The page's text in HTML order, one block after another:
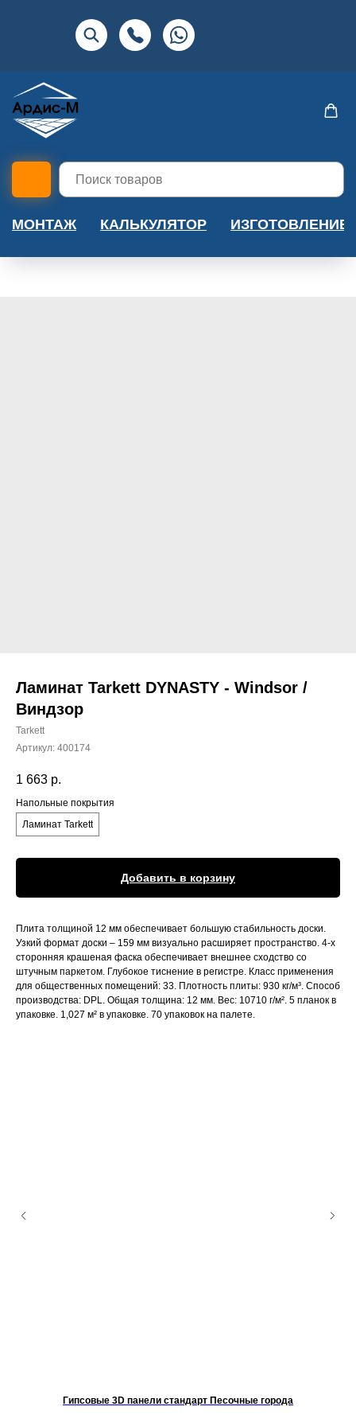
МОНТАЖ КАЛЬКУЛЯТОР ИЗГОТОВЛЕНИЕ
Ламинат Tarkett DYNASTY - Windsor /
Виндзор
Tarkett
Артикул: 400174
1 663 р.
Напольные покрытия
Ламинат Tarkett
Добавить в корзину
Плита толщиной 12 мм обеспечивает большую стабильность доски.
Узкий формат доски – 159 мм визуально расширяет пространство. 4-х
сторонняя крашеная фаска обеспечивает внешнее сходство со
штучным паркетом. Глубокое тиснение в регистре. Класс применения
для общественных помещений: 33. Плотность плиты: 930 кг/м³. Способ
производства: DPL. Общая толщина: 12 мм. Вес: 10710 г/м². 5 планок в
упаковке. 1,027 м² в упаковке. 70 упаковок на палете.
Гипсовые 3D панели стандарт Песочные города